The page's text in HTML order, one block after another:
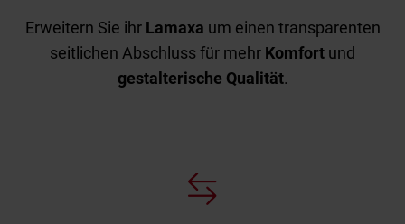
Erweitern Sie ihr Lamaxa um einen transparenten
seitlichen Abschluss für mehr Komfort und
gestalterische Qualität.